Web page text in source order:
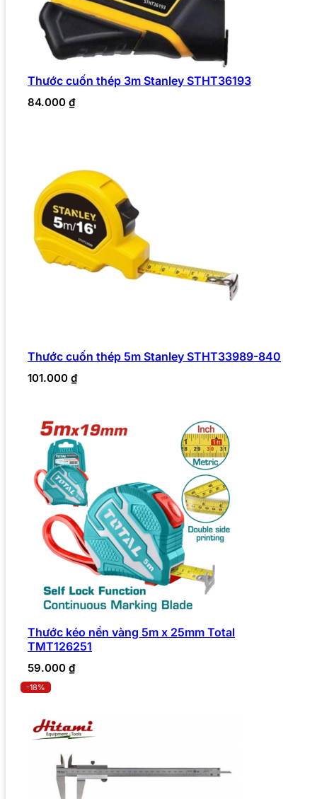
Thước cuốn thép 3m Stanley STHT36193
84.000 ₫
Thước cuốn thép 5m Stanley STHT33989-840
101.000 ₫
Thước kéo nền vàng 5m x 25mm Total
TMT126251
59.000 ₫
-18%